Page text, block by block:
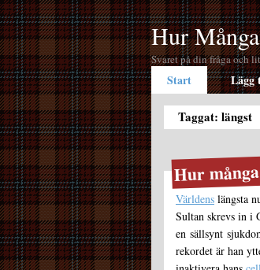
Hur
Svaret på din fråga och
Start Lägg
Taggat: längst
Hur
Världens längsta
Sultan skrevs in i
en sällsynt
rekordet är han